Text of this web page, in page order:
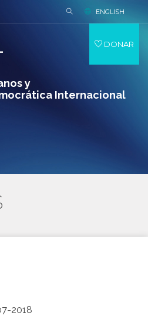
y
Internacional
ENGLISH
DONAR
2018